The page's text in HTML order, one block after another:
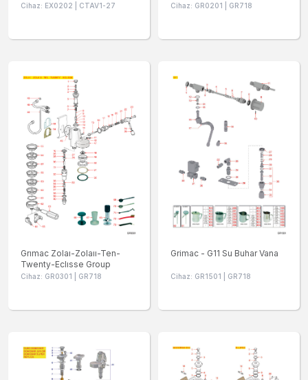
Cihaz: EX0202 | CTAV1-27 Cihaz: GR0201 | GR718
Grımac Zolaı-Zolaıı-Ten-
Twenty-Eclısse Group
Cihaz: GR0301 | GR718
Grimac - G11 Su Buhar Vana
Cihaz: GR1501 | GR718